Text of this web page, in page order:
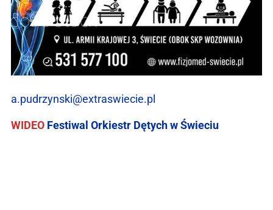
a.pudrzynski@extraswiecie.pl
WIDEO Festiwal Orkiestr Dętych w Świeciu